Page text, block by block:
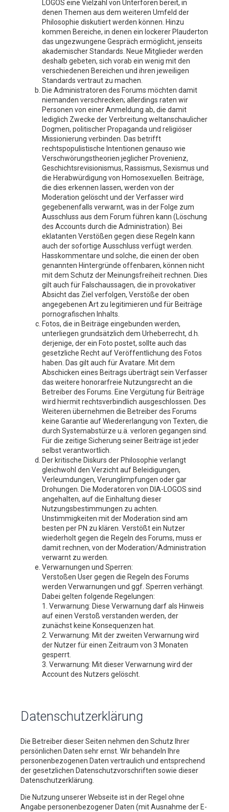
LOGOS eine Vielzahl von Unterforen bereit, in
denen Themen aus dem weiteren Umfeld der
Philosophie diskutiert werden können. Hinzu
kommen Bereiche, in denen ein lockerer Plauderton
das ungezwungene Gespräch ermöglicht, jenseits
akademischer Standards. Neue Mitglieder werden
deshalb gebeten, sich vorab ein wenig mit den
verschiedenen Bereichen und ihren jeweiligen
Standards vertraut zu machen.
Die Administratoren des Forums möchten damit
niemanden verschrecken; allerdings raten wir
Personen von einer Anmeldung ab, die damit
lediglich Zwecke der Verbreitung weltanschaulicher
Dogmen, politischer Propaganda und religiöser
Missionierung verbinden. Das betrifft
rechtspopulistische Intentionen genauso wie
Verschwörungstheorien jeglicher Provenienz,
Geschichtsrevisionismus, Rassismus, Sexismus und
die Herabwürdigung von Homosexuellen. Beiträge,
die dies erkennen lassen, werden von der
Moderation gelöscht und der Verfasser wird
gegebenenfalls verwarnt, was in der Folge zum
Ausschluss aus dem Forum führen kann (Löschung
des Accounts durch die Administration). Bei
eklatanten Verstößen gegen diese Regeln kann
auch der sofortige Ausschluss verfügt werden.
Hasskommentare und solche, die einen der oben
genannten Hintergründe offenbaren, können nicht
mit dem Schutz der Meinungsfreiheit rechnen. Dies
gilt auch für Falschaussagen, die in provokativer
Absicht das Ziel verfolgen, Verstöße der oben
angegebenen Art zu legitimieren und für Beiträge
pornografischen Inhalts.
Fotos, die in Beiträge eingebunden werden,
unterliegen grundsätzlich dem Urheberrecht, d.h.
derjenige, der ein Foto postet, sollte auch das
gesetzliche Recht auf Veröffentlichung des Fotos
haben. Das gilt auch für Avatare. Mit dem
Abschicken eines Beitrags überträgt sein Verfasser
das weitere honorarfreie Nutzungsrecht an die
Betreiber des Forums. Eine Vergütung für Beiträge
wird hiermit rechtsverbindlich ausgeschlossen. Des
Weiteren übernehmen die Betreiber des Forums
keine Garantie auf Wiedererlangung von Texten, die
durch Systemabstürze u.ä. verloren gegangen sind.
Für die zeitige Sicherung seiner Beiträge ist jeder
selbst verantwortlich.
Der kritische Diskurs der Philosophie verlangt
gleichwohl den Verzicht auf Beleidigungen,
Verleumdungen, Verunglimpfungen oder gar
Drohungen. Die Moderatoren von DIA-LOGOS sind
angehalten, auf die Einhaltung dieser
Nutzungsbestimmungen zu achten.
Unstimmigkeiten mit der Moderation sind am
besten per PN zu klären. Verstößt ein Nutzer
wiederholt gegen die Regeln des Forums, muss er
damit rechnen, von der Moderation/Administration
verwarnt zu werden.
Verwarnungen und Sperren:
Verstoßen User gegen die Regeln des Forums
werden Verwarnungen und ggf. Sperren verhängt.
Dabei gelten folgende Regelungen:
1. Verwarnung: Diese Verwarnung darf als Hinweis
auf einen Verstoß verstanden werden, der
zunächst keine Konsequenzen hat.
2. Verwarnung: Mit der zweiten Verwarnung wird
der Nutzer für einen Zeitraum von 3 Monaten
gesperrt.
3. Verwarnung: Mit dieser Verwarnung wird der
Account des Nutzers gelöscht.
Datenschutzerklärung
Die Betreiber dieser Seiten nehmen den Schutz Ihrer
persönlichen Daten sehr ernst. Wir behandeln Ihre
personenbezogenen Daten vertraulich und entsprechend
der gesetzlichen Datenschutzvorschriften sowie dieser
Datenschutzerklärung.
Die Nutzung unserer Webseite ist in der Regel ohne
Angabe personenbezogener Daten (mit Ausnahme der E-